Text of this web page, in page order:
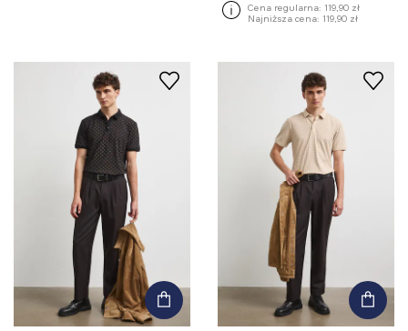
Cena regularna: 119,90 zł
Najniższa cena: 119,90 zł